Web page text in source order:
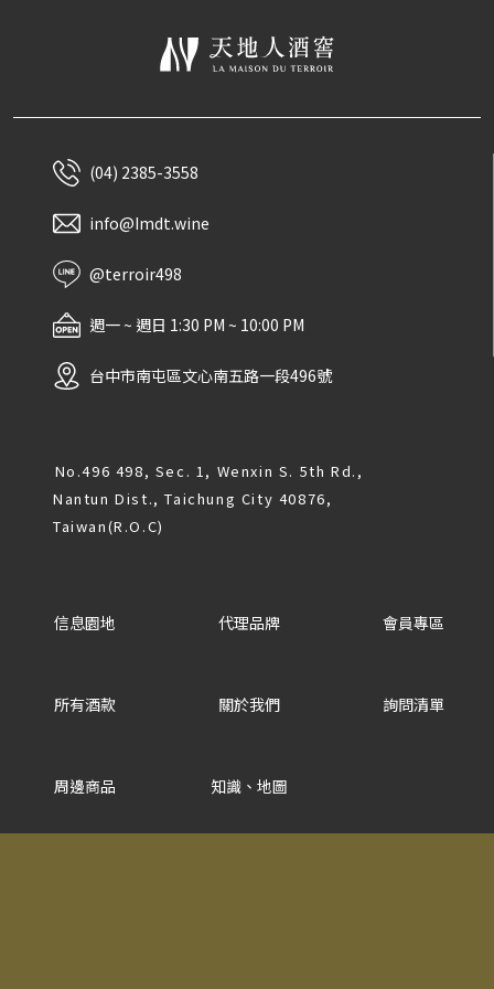
(04) 2385-3558
info@Imdt.wine
@terroir498
週一 ~ 週日 1:30 PM ~ 10:00 PM
信息園地
所有酒款
周邊商品
代理品牌
關於我們
知識、地圖
會員專區
詢問清單
台中市南屯區文心南五路一段496號
No.496 498, Sec. 1, Wenxin S. 5th Rd.,
Nantun Dist., Taichung City 40876,
Taiwan(R.O.C)